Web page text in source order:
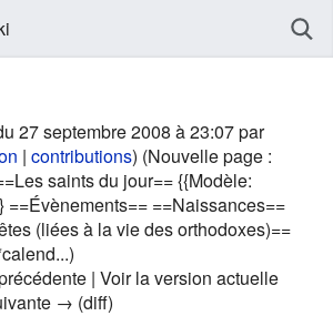
27 septembre 2008 à 23:07 par
| contributions) (Nouvelle page :
saints du jour== {{Modèle:
==Évènements== ==Naissances==
(liées à la vie des orthodoxes)==
| Voir la version actuelle
→ (diff)